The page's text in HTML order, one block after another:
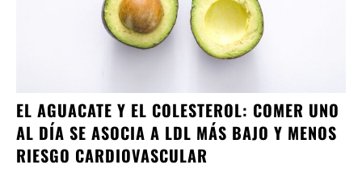
EL AGUACATE Y EL COLESTEROL: COMER UNO
AL DÍA SE ASOCIA A LDL MÁS BAJO Y MENOS
RIESGO CARDIOVASCULAR